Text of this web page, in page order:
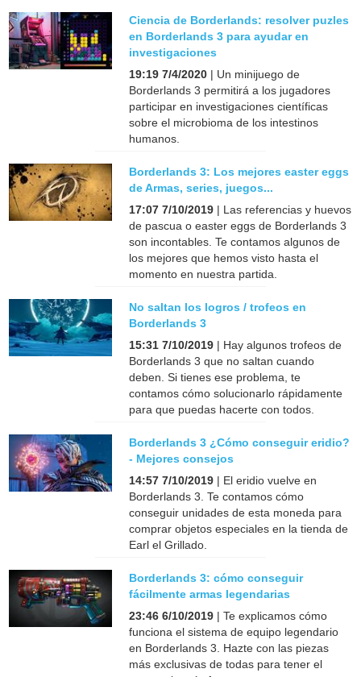
Ciencia de Borderlands: resolver puzles
en Borderlands 3 para ayudar en
investigaciones
19:19 7/4/2020 | Un minijuego de
Borderlands 3 permitirá a los jugadores
participar en investigaciones científicas
sobre el microbioma de los intestinos
humanos.
Borderlands 3: Los mejores easter eggs
de Armas, series, juegos...
17:07 7/10/2019 | Las referencias y huevos
de pascua o easter eggs de Borderlands 3
son incontables. Te contamos algunos de
los mejores que hemos visto hasta el
momento en nuestra partida.
No saltan los logros / trofeos en
Borderlands 3
15:31 7/10/2019 | Hay algunos trofeos de
Borderlands 3 que no saltan cuando
deben. Si tienes ese problema, te
contamos cómo solucionarlo rápidamente
para que puedas hacerte con todos.
Borderlands 3 ¿Cómo conseguir eridio?
- Mejores consejos
14:57 7/10/2019 | El eridio vuelve en
Borderlands 3. Te contamos cómo
conseguir unidades de esta moneda para
comprar objetos especiales en la tienda de
Earl el Grillado.
Borderlands 3: cómo conseguir
fácilmente armas legendarias
23:46 6/10/2019 | Te explicamos cómo
funciona el sistema de equipo legendario
en Borderlands 3. Hazte con las piezas
más exclusivas de todas para tener el